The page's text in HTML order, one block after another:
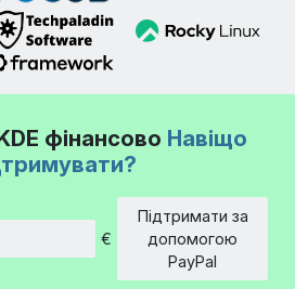
фінансово Навіщо
€
Підтримати за
допомогою
PayPal